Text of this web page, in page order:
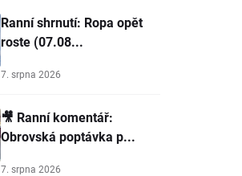
Ranní shrnutí: Ropa opět
roste (07.08...
7. srpna 2026
🎥 Ranní komentář:
Obrovská poptávka p...
7. srpna 2026